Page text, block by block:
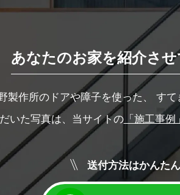
あなたのお家を紹介させ
製作所のドアや障子を使った、
すて
いた写真は、当サイトの「施工事例」
送付方法はかんたん